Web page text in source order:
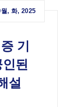
, 화, 2025
기
된
설